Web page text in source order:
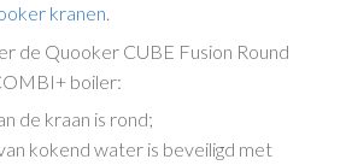
kranen.
de Quooker CUBE Fusion Round
boiler:
de kraan is rond;
kokend water is beveiligd met